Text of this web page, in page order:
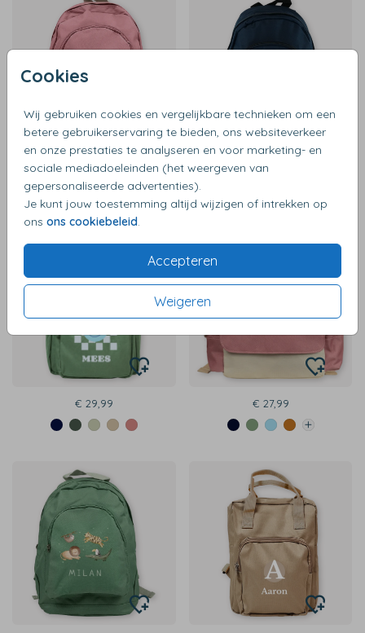
Cookies
Wij gebruiken cookies en vergelijkbare technieken om een
betere gebruikerservaring te bieden, ons websiteverkeer
en onze prestaties te analyseren en voor marketing- en
sociale mediadoeleinden (het weergeven van
gepersonaliseerde advertenties).
Je kunt jouw toestemming altijd wijzigen of intrekken op
ons ons cookiebeleid
Accepteren
Weigeren
€ 29,99 € 29,99
€ 29,99 € 27,99